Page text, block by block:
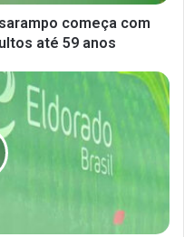
começa com
até 59 anos